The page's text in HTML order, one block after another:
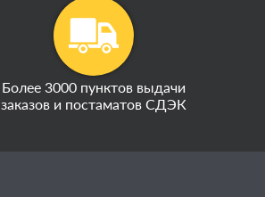
Более 3000 пунктов выдачи
заказов и постаматов СДЭК